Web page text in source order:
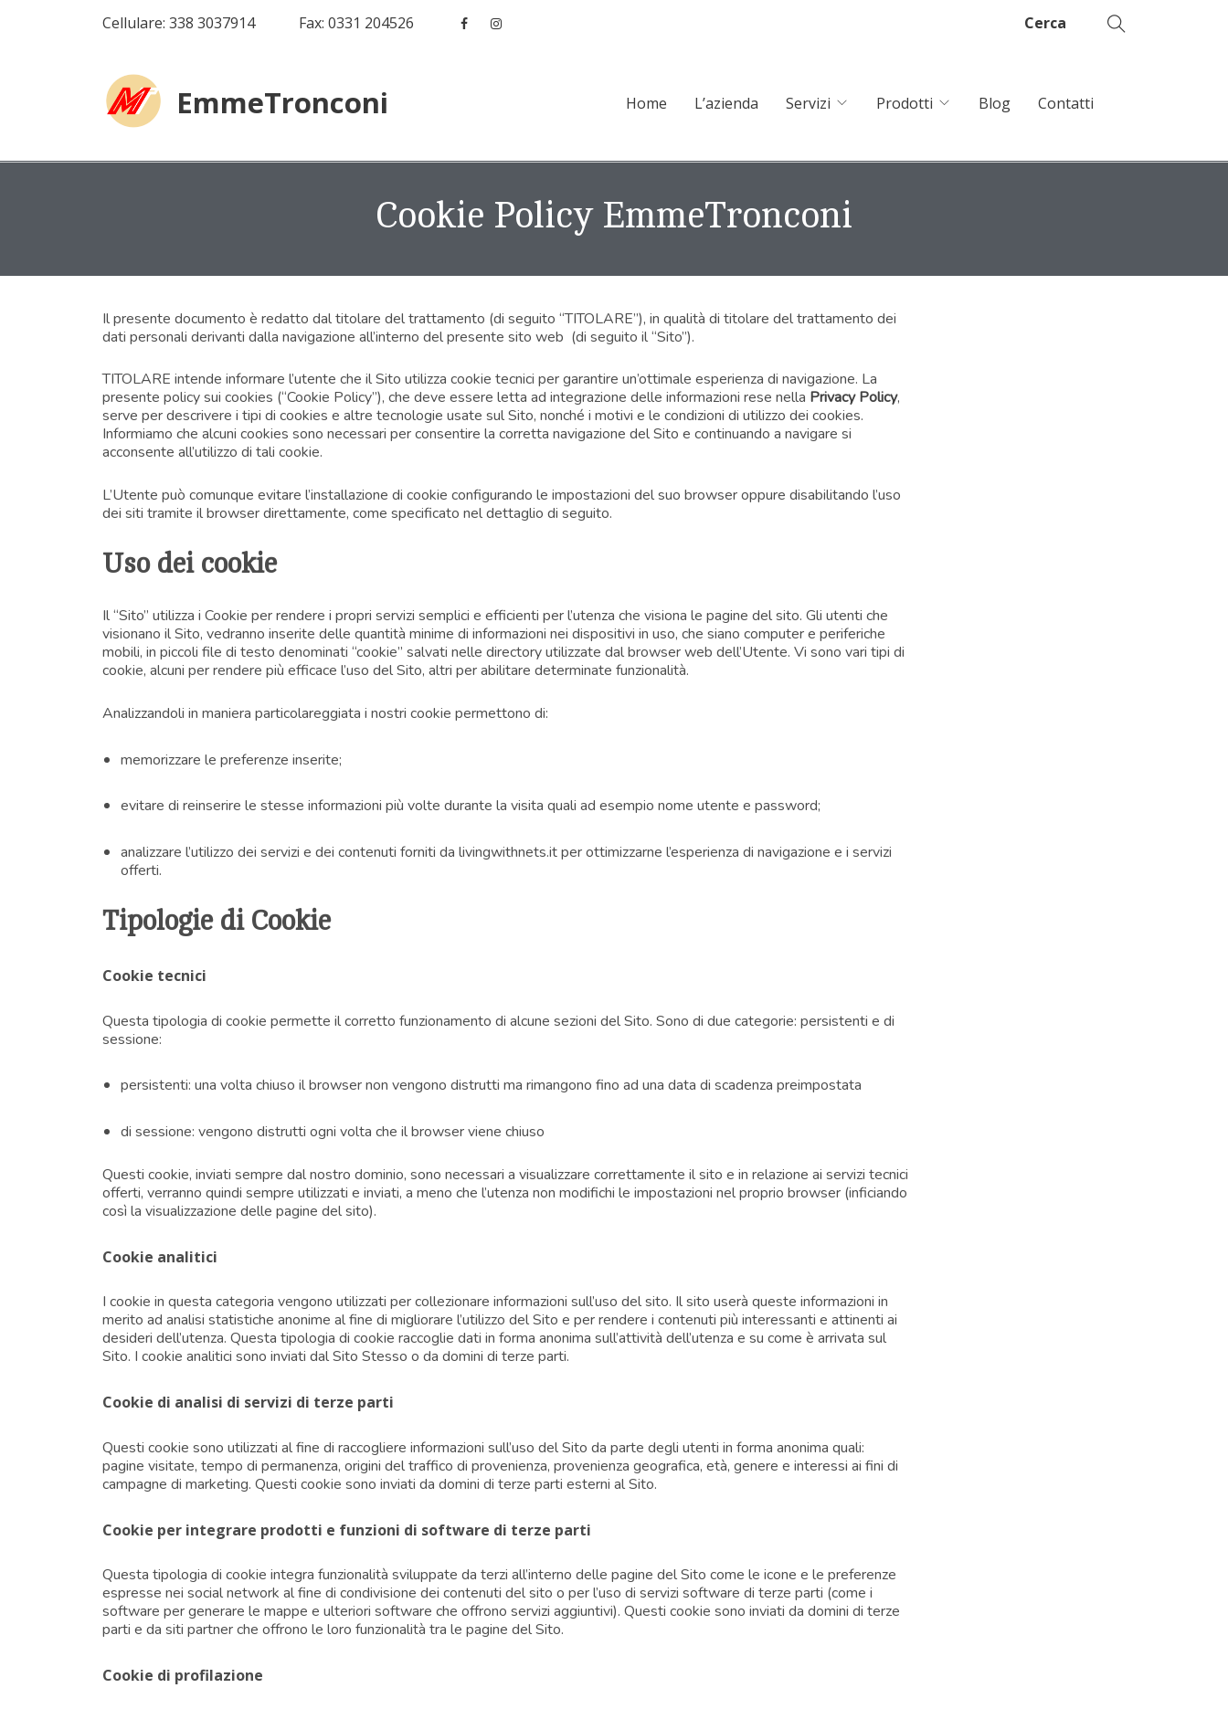
Cellulare: 338 3037914 Fax: 0331 204526 Cerca
EmmeTronconi Home L’azienda Servizi Prodotti Blog Contatti
Cookie Policy EmmeTronconi
Il presente documento è redatto dal titolare del trattamento (di seguito “TITOLARE”), in qualità di titolare del trattamento dei
dati personali derivanti dalla navigazione all’interno del presente sito web (di seguito il “Sito”).
TITOLARE intende informare l’utente che il Sito utilizza cookie tecnici per garantire un’ottimale esperienza di navigazione. La
presente policy sui cookies (“Cookie Policy”), che deve essere letta ad integrazione delle informazioni rese nella Privacy Policy,
serve per descrivere i tipi di cookies e altre tecnologie usate sul Sito, nonché i motivi e le condizioni di utilizzo dei cookies.
Informiamo che alcuni cookies sono necessari per consentire la corretta navigazione del Sito e continuando a navigare si
acconsente all’utilizzo di tali cookie.
L’Utente può comunque evitare l’installazione di cookie configurando le impostazioni del suo browser oppure disabilitando l’uso
dei siti tramite il browser direttamente, come specificato nel dettaglio di seguito.
Uso dei cookie
Il “Sito” utilizza i Cookie per rendere i propri servizi semplici e efficienti per l’utenza che visiona le pagine del sito. Gli utenti che
visionano il Sito, vedranno inserite delle quantità minime di informazioni nei dispositivi in uso, che siano computer e periferiche
mobili, in piccoli file di testo denominati “cookie” salvati nelle directory utilizzate dal browser web dell’Utente. Vi sono vari tipi di
cookie, alcuni per rendere più efficace l’uso del Sito, altri per abilitare determinate funzionalità.
Analizzandoli in maniera particolareggiata i nostri cookie permettono di:
memorizzare le preferenze inserite;
evitare di reinserire le stesse informazioni più volte durante la visita quali ad esempio nome utente e password;
analizzare l’utilizzo dei servizi e dei contenuti forniti da livingwithnets.it per ottimizzarne l’esperienza di navigazione e i servizi
offerti.
Tipologie di Cookie
Cookie tecnici
Questa tipologia di cookie permette il corretto funzionamento di alcune sezioni del Sito. Sono di due categorie: persistenti e di
sessione:
persistenti: una volta chiuso il browser non vengono distrutti ma rimangono fino ad una data di scadenza preimpostata
di sessione: vengono distrutti ogni volta che il browser viene chiuso
Questi cookie, inviati sempre dal nostro dominio, sono necessari a visualizzare correttamente il sito e in relazione ai servizi tecnici
offerti, verranno quindi sempre utilizzati e inviati, a meno che l’utenza non modifichi le impostazioni nel proprio browser (inficiando
così la visualizzazione delle pagine del sito).
Cookie analitici
I cookie in questa categoria vengono utilizzati per collezionare informazioni sull’uso del sito. Il sito userà queste informazioni in
merito ad analisi statistiche anonime al fine di migliorare l’utilizzo del Sito e per rendere i contenuti più interessanti e attinenti ai
desideri dell’utenza. Questa tipologia di cookie raccoglie dati in forma anonima sull’attività dell’utenza e su come è arrivata sul
Sito. I cookie analitici sono inviati dal Sito Stesso o da domini di terze parti.
Cookie di analisi di servizi di terze parti
Questi cookie sono utilizzati al fine di raccogliere informazioni sull’uso del Sito da parte degli utenti in forma anonima quali:
pagine visitate, tempo di permanenza, origini del traffico di provenienza, provenienza geografica, età, genere e interessi ai fini di
campagne di marketing. Questi cookie sono inviati da domini di terze parti esterni al Sito.
Cookie per integrare prodotti e funzioni di software di terze parti
Questa tipologia di cookie integra funzionalità sviluppate da terzi all’interno delle pagine del Sito come le icone e le preferenze
espresse nei social network al fine di condivisione dei contenuti del sito o per l’uso di servizi software di terze parti (come i
software per generare le mappe e ulteriori software che offrono servizi aggiuntivi). Questi cookie sono inviati da domini di terze
parti e da siti partner che offrono le loro funzionalità tra le pagine del Sito.
Cookie di profilazione